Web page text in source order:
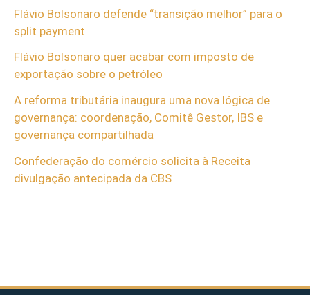
Flávio Bolsonaro defende “transição melhor” para o
split payment
Flávio Bolsonaro quer acabar com imposto de
exportação sobre o petróleo
A reforma tributária inaugura uma nova lógica de
governança: coordenação, Comitê Gestor, IBS e
governança compartilhada
Confederação do comércio solicita à Receita
divulgação antecipada da CBS